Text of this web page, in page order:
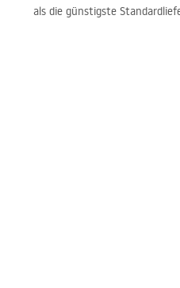
als die günstigste